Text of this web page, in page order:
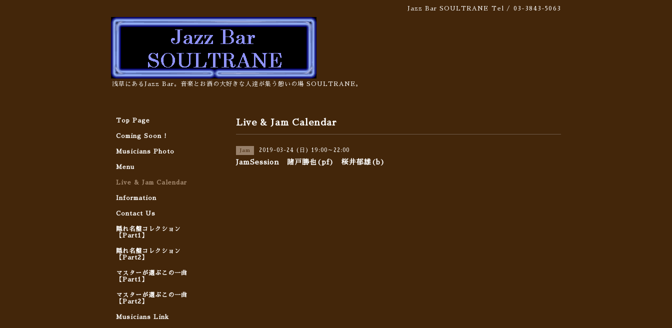
Jazz Bar SOULTRANE Tel / 03-3843-5063
浅草にあるJazz Bar。音楽とお酒の大好きな人達が集う憩いの場 SOULTRANE。
Live & Jam Calendar
Jam 2019-03-24 (日) 19:00～22:00
JamSession 諸戸勝也(pf) 桜井郁雄(b)
Top Page
Coming Soon !
Musicians Photo
Menu
Live & Jam Calendar
Information
Contact Us
隠れ名盤コレクション
【Part1】
隠れ名盤コレクション
【Part2】
マスターが選ぶこの一曲
【Part1】
マスターが選ぶこの一曲
【Part2】
Musicians Link